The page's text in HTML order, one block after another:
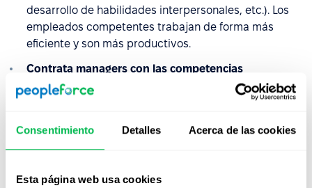
Consentimiento Detalles Acerca de las cookies
Esta página web usa cookies
desarrollo de habilidades interpersonales, etc.). Los
empleados competentes trabajan de forma más
eficiente y son más productivos.
Contrata managers con las competencias
adecuadas: elige managers con capacidad de
liderazgo y gestión. No fundamentes tu decisión en la
autoridad sólida, que sepa motivar al equipo para
alcanzar y mantener un alto desempeño a largo plazo,